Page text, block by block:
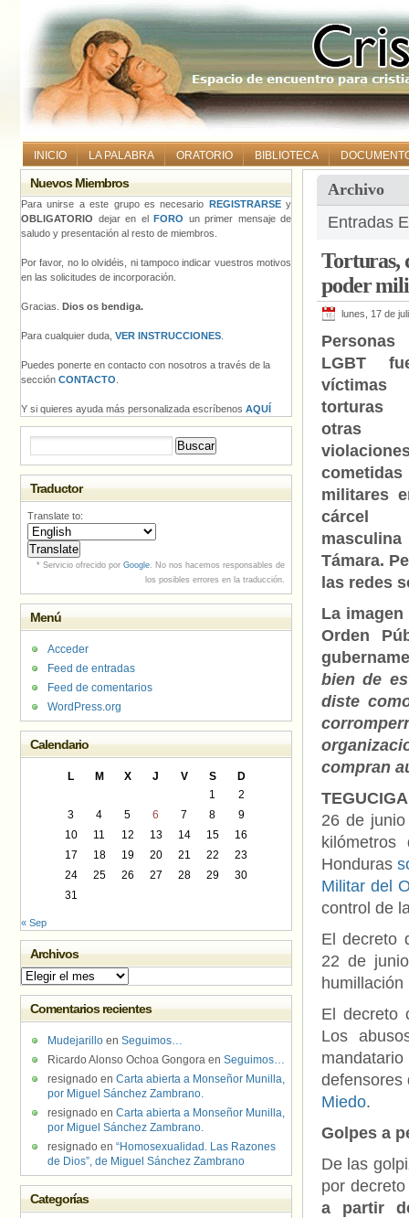
INICIO LA PALABRA ORATORIO BIBLIOTECA
Archivo
Entradas
Torturas,
poder
lunes, 17 de
Personas
LGBT
otras
militares
cárcel
Támara.
las redes
La
Orden
bien de
diste
compran
26 de
Honduras s
Militar del
control de
El decreto
22 de
humillación
El decreto
Los
mandatario
Miedo.
Golpes a
De las
por
a partir
Nuevos Miembros
Para unirse a este grupo es necesario REGISTRARSEy
OBLIGATORIO dejar en el FORO un primer mensaje de
saludo y presentación al resto de miembros.
Por favor, no lo olvidéis, ni tampoco indicar vuestros motivos
en las solicitudes de incorporación.
Gracias. Dios os bendiga.
Para cualquier duda, VER INSTRUCCIONES
Puedes ponerte en contacto con nosotros a través de la
sección CONTACTO
Y si quieres ayuda más personalizada escríbenos AQUÍ
Traductor
Translate to:
* Servicio ofrecido por Google. No nos hacemos responsables de
los posibles errores en la traducción.
Menú
Acceder
Feed de entradas
Feed de comentarios
WordPress.org
Calendario
L M X J V S
D
1
2
3
4 5 6 7 8
9
10
11 12 13 14 15
16
17
18 19 20 21 22
23
24
25 26 27 28 29
30
31
« Sep
Archivos
Archivos
Comentarios recientes
Mudejarillo en Seguimos…
Ricardo Alonso Ochoa Gongora en Seguimos…
resignado en Carta abierta a Monseñor Munilla,
por Miguel Sánchez Zambrano.
resignado en Carta abierta a Monseñor Munilla,
por Miguel Sánchez Zambrano.
resignado en “Homosexualidad. Las Razones
de Dios”, de Miguel Sánchez Zambrano
Categorías